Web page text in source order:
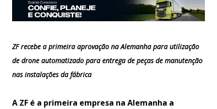
ZF recebe a primeira aprovação na Alemanha para utilização
de drone automatizado para entrega de peças de manutenção
nas instalações da fábrica
A ZF é a primeira empresa na Alemanha a